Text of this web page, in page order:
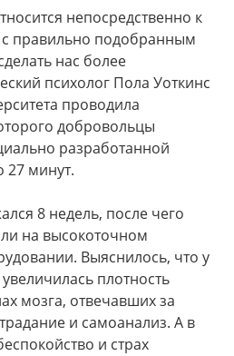
непосредственно к
правильно подобранным
нас более
психолог Пола Уоткинс
проводила
добровольцы
разработанной
27 минут.
8 недель, после чего
на высокоточном
Выяснилось, что у
плотность
мозга, отвечавших за
и самоанализ. А в
и страх